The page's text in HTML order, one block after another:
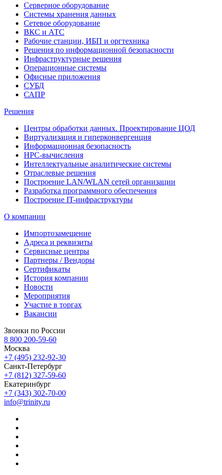
Серверное оборудование
Системы хранения данных
Сетевое оборудование
ВКС и АТС
Рабочие станции, ИБП и оргтехника
Решения по информационной безопасности
Инфраструктурные решения
Операционные системы
Офисные приложения
СУБД
САПР
Решения
Центры обработки данных. Проектирование ЦОД
Виртуализация и гиперконвергенция
Информационная безопасность
HPC-вычисления
Интеллектуальные аналитические системы
Отраслевые решения
Построение LAN/WLAN сетей организации
Разработка программного обеспечения
Построение IT-инфраструктуры
О компании
Импортозамещение
Адреса и реквизиты
Сервисные центры
Партнеры / Вендоры
Сертификаты
История компании
Новости
Мероприятия
Участие в торгах
Вакансии
Звонки по России
8 800 200-59-60
Москва
+7 (495) 232-92-30
Санкт-Петербург
+7 (812) 327-59-60
Екатеринбург
+7 (343) 302-70-00
info@trinity.ru